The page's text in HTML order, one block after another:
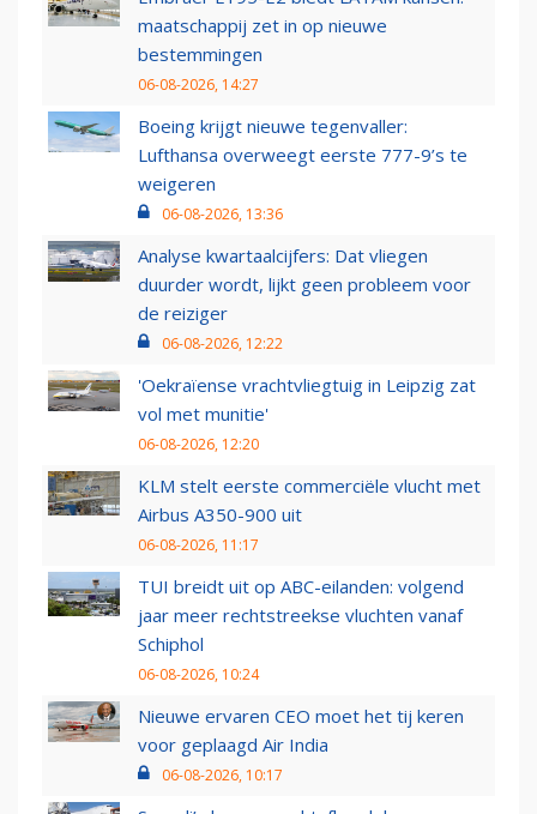
maatschappij zet in op nieuwe
bestemmingen
06-08-2026, 14:27
Boeing krijgt nieuwe tegenvaller:
Lufthansa overweegt eerste 777-9’s te
weigeren
06-08-2026, 13:36
Analyse kwartaalcijfers: Dat vliegen
duurder wordt, lijkt geen probleem voor
de reiziger
06-08-2026, 12:22
'Oekraïense vrachtvliegtuig in Leipzig zat
vol met munitie'
06-08-2026, 12:20
KLM stelt eerste commerciële vlucht met
Airbus A350-900 uit
06-08-2026, 11:17
TUI breidt uit op ABC-eilanden: volgend
jaar meer rechtstreekse vluchten vanaf
Schiphol
06-08-2026, 10:24
Nieuwe ervaren CEO moet het tij keren
voor geplaagd Air India
06-08-2026, 10:17